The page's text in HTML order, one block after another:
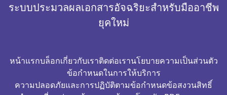
ระบบประมวลผลเอกสารอัจฉริยะสำหรับมืออาชีพ
ยุคใหม่
หน้าแรกบล็อกเกี่ยวกับเราติดต่อเรานโยบายความเป็นส่วนตัว
ข้อกำหนดในการให้บริการ
ความปลอดภัยและการปฏิบัติตามข้อกำหนดข้อสงวนสิทธิ์